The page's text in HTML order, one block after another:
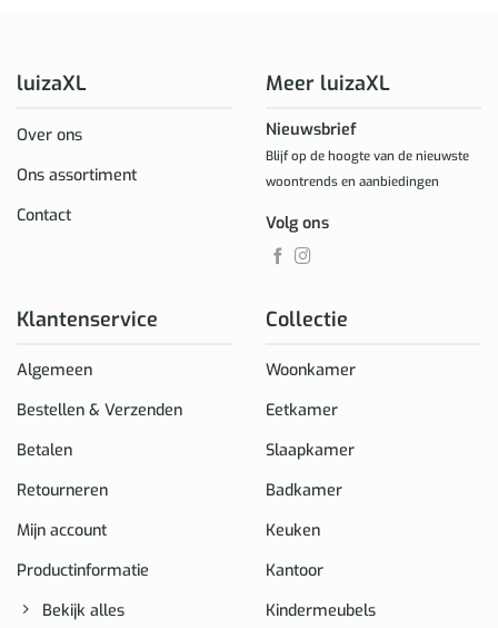
luizaXL
Over ons
Ons assortiment
Contact
Klantenservice
Algemeen
Bestellen & Verzenden
Betalen
Retourneren
Mijn account
Productinformatie
Bekijk alles
Collectie
Woonkamer
Eetkamer
Slaapkamer
Badkamer
Keuken
Kantoor
Kindermeubels
Meer luizaXL
Nieuwsbrief
Blijf op de hoogte van de nieuwste
woontrends en aanbiedingen
Volg ons